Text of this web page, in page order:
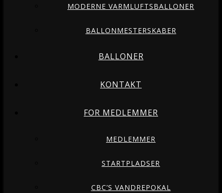
MODERNE VARMLUFTSBALLONER
BALLONMESTERSKABER
BALLONER
KONTAKT
FOR MEDLEMMER
MEDLEMMER
STARTPLADSER
CBC’S VANDREPOKAL